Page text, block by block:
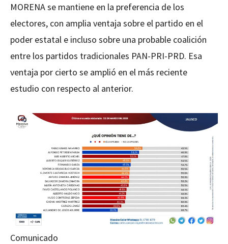
MORENA se mantiene en la preferencia de los
electores, con amplia ventaja sobre el partido en el
poder estatal e incluso sobre una probable coalición
entre los partidos tradicionales PAN-PRI-PRD. Esa
ventaja por cierto se amplió en el más reciente
estudio con respecto al anterior.
Comunicado